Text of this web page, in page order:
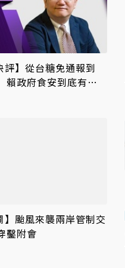
評】從台糖免通報到
政府食安到底有幾
】颱風來襲兩岸管制交
附會